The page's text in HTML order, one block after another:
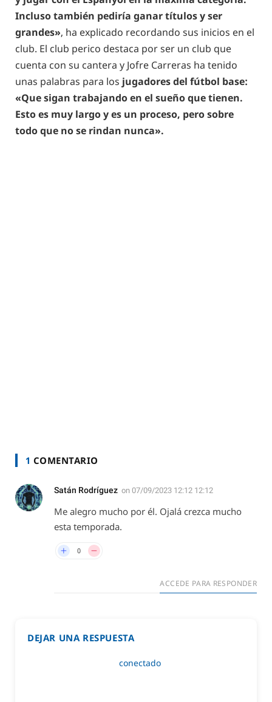
Incluso también pediría ganar títulos y ser
grandes», ha explicado recordando sus inicios en el
club. El club perico destaca por ser un club que
cuenta con su cantera y Jofre Carreras ha tenido
unas palabras para los jugadores del fútbol base:
«Que sigan trabajando en el sueño que tienen.
Esto es muy largo y es un proceso, pero sobre
todo que no se rindan nunca».
1 COMENTARIO
Satán Rodríguez on 07/09/2023 12:12 12:12
Me alegro mucho por él. Ojalá crezca mucho
esta temporada.
0
ACCEDE PARA RESPONDER
DEJAR UNA RESPUESTA
conectado